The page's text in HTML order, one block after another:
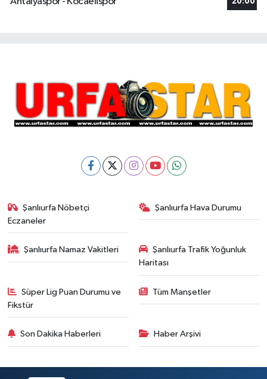
Şanlıurfa Nöbetçi
Eczaneler
Şanlıurfa Hava Durumu
Şanlıurfa Namaz Vakitleri
Şanlıurfa Trafik Yoğunluk
Haritası
Süper Lig Puan Durumu ve
Fikstür
Tüm Manşetler
Son Dakika Haberleri Haber Arşivi